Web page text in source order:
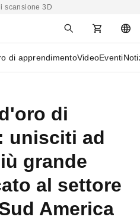
scansione 3D
di apprendimentoVideoEventi
di
unisciti ad
grande
al settore
America